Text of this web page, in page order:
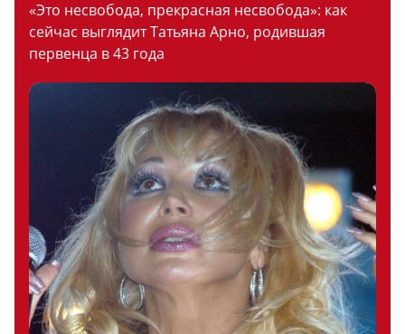
«Это несвобода, прекрасная несвобода»: как
сейчас выглядит Татьяна Арно, родившая
первенца в 43 года